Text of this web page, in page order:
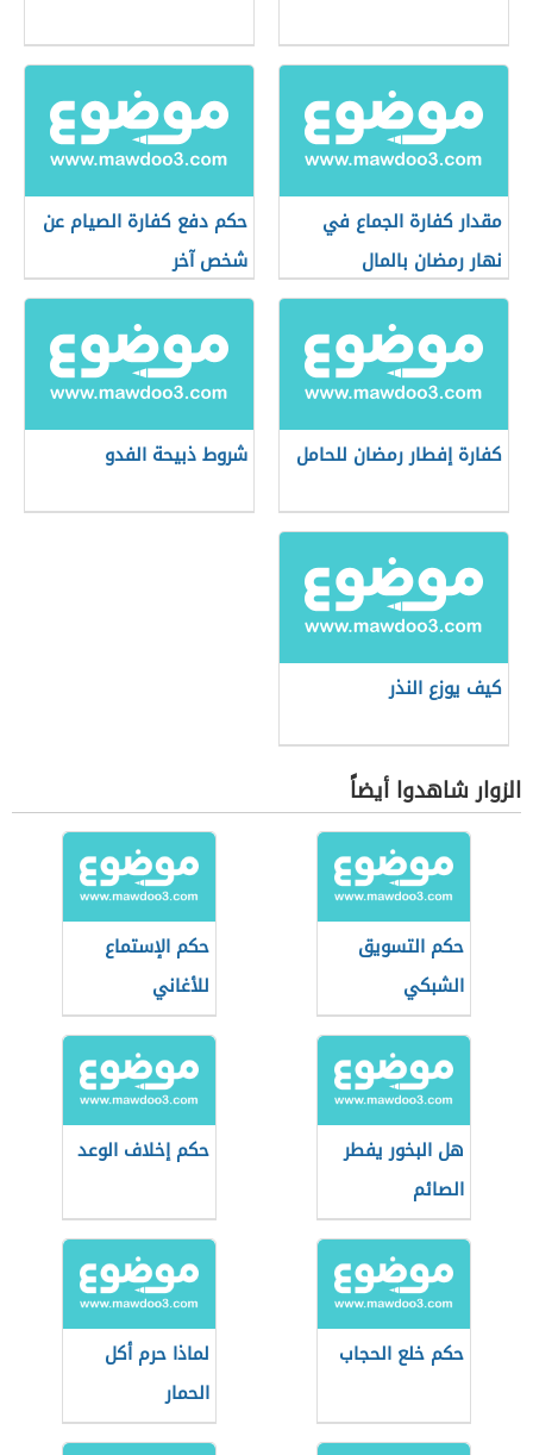
مقدار كفارة الجماع في
نهار رمضان بالمال
حكم دفع كفارة الصيام عن
شخص آخر
كفارة إفطار رمضان للحامل شروط ذبيحة الفدو
كيف يوزع النذر
الزوار شاهدوا أيضاً
حكم التسويق
الشبكي
حكم الإستماع
للأغاني
هل البخور يفطر
الصائم
حكم إخلاف الوعد
حكم خلع الحجاب
لماذا حرم أكل
الحمار